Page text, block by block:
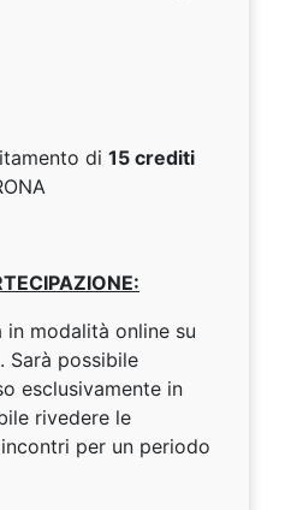
di 15 crediti
modalità online su
Sarà possibile
esclusivamente in
rivedere le
per un periodo